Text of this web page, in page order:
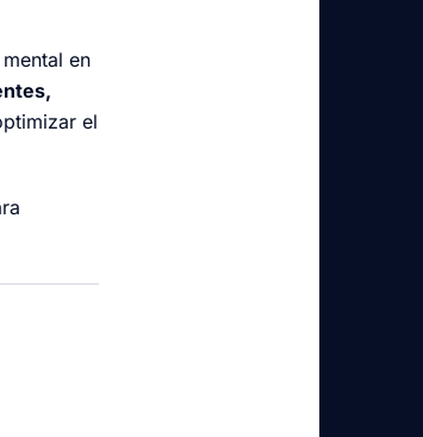
en
el